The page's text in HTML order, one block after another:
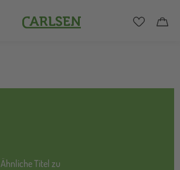
Carlsen
Ähnliche Titel zu